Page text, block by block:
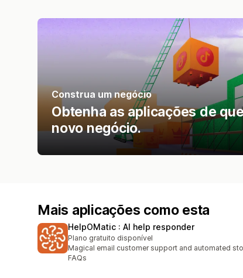
Construa um negócio
Obtenha as aplicações de
novo negócio.
Mais aplicações como esta
HelpOMatic : AI help responder
Plano gratuito disponível
Magical email customer support and automated
FAQs